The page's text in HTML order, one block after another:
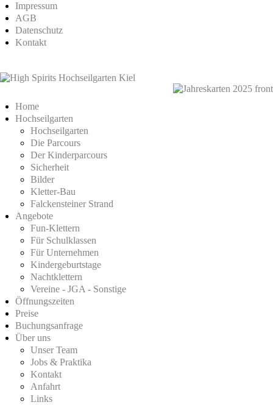
Impressum
AGB
Datenschutz
Kontakt
Home
Hochseilgarten
Hochseilgarten
Die Parcours
Der Kinderparcours
Sicherheit
Bilder
Kletter-Bau
Falckensteiner Strand
Angebote
Fun-Klettern
Für Schulklassen
Für Unternehmen
Kindergeburtstage
Nachtklettern
Vereine - JGA - Sonstige
Öffnungszeiten
Preise
Buchungsanfrage
Über uns
Unser Team
Jobs & Praktika
Kontakt
Anfahrt
Links